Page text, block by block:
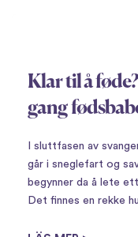
Klar til å
gang
I sluttfasen av
går i sneglefart og
begynner da å lete
Det finnes en rekke